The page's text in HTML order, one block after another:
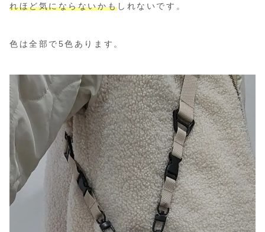
れほど気にならないかもしれないです。
色は全部で5色あります。